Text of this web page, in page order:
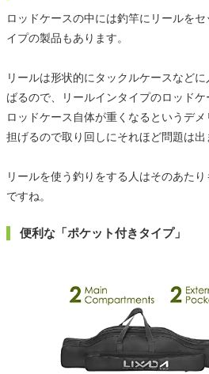
ロッドケースの中には釣竿にリールを
イプの製品もあります。
リールは形状的にタックルケースなど
ばるので、リールインタイプのロッドケ
ロッドケース自体が重くなるというデ
担げるので取り回しにそれほど問題は出
リールを使う釣りをする人はそのあた
ですね。
便利な「ポケット付きタイプ」